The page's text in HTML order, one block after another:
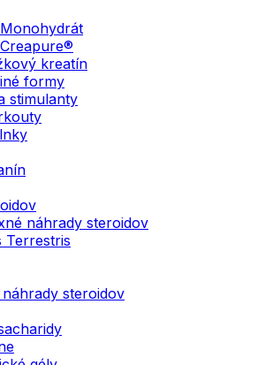
kreatín
formy
stimulanty
náhrady steroidov
Terrestris
náhrady steroidov